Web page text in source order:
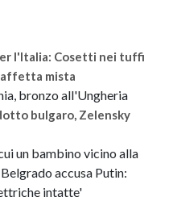
l'Italia: Cosetti nei tuffi
mista
bronzo all'Ungheria
bulgaro, Zelensky
un bambino vicino alla
accusa Putin:
intatte'